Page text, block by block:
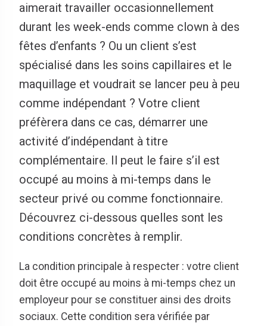
aimerait travailler occasionnellement
durant les week-ends comme clown à des
fêtes d’enfants ? Ou un client s’est
spécialisé dans les soins capillaires et le
maquillage et voudrait se lancer peu à peu
comme indépendant ? Votre client
préfèrera dans ce cas, démarrer une
activité d’indépendant à titre
complémentaire. Il peut le faire s’il est
occupé au moins à mi-temps dans le
secteur privé ou comme fonctionnaire.
Découvrez ci-dessous quelles sont les
conditions concrètes à remplir.
La condition principale à respecter : votre client
doit être occupé au moins à mi-temps chez un
employeur pour se constituer ainsi des droits
sociaux. Cette condition sera vérifiée par